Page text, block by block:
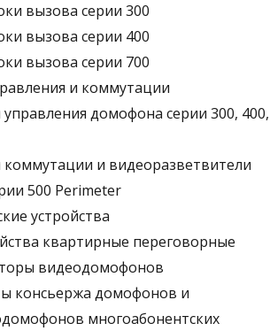
вызова серии 300
вызова серии 400
вызова серии 700
и коммутации
управления домофона серии 300, 400,
коммутации и видеоразветвители
500 Perimeter
устройства
квартирные переговорные
видеодомофонов
консьержа домофонов и
многоабонентских